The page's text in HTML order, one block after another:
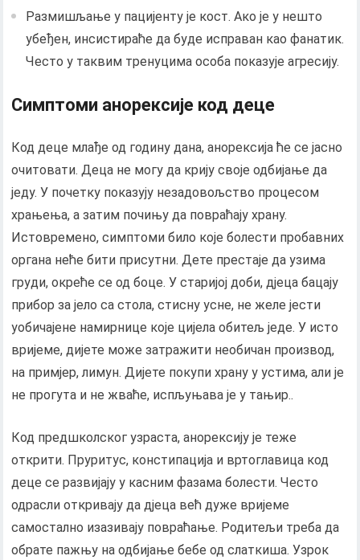
Размишљање у пацијенту је кост. Ако је у нешто
убеђен, инсистираће да буде исправан као фанатик.
Често у таквим тренуцима особа показује агресију.
Симптоми анорексије код деце
Код деце млађе од годину дана, анорексија ће се јасно
очитовати. Деца не могу да крију своје одбијање да
једу. У почетку показују незадовољство процесом
храњења, а затим почињу да повраћају храну.
Истовремено, симптоми било које болести пробавних
органа неће бити присутни. Дете престаје да узима
груди, окреће се од боце. У старијој доби, дјеца бацају
прибор за јело са стола, стисну усне, не желе јести
уобичајене намирнице које цијела обитељ једе. У исто
вријеме, дијете може затражити необичан производ,
на примјер, лимун. Дијете покупи храну у устима, али је
не прогута и не жваће, испљуњава је у тањир..
Код предшколског узраста, анорексију је теже
открити. Пруритус, констипација и вртоглавица код
деце се развијају у касним фазама болести. Често
одрасли откривају да дјеца већ дуже вријеме
самостално изазивају повраћање. Родитељи треба да
обрате пажњу на одбијање бебе од слаткиша. Узрок